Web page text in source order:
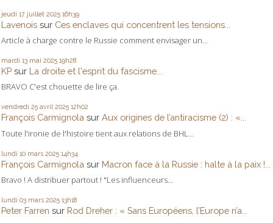
jeudi 17 juillet 2025 16h39
Lavenois sur Ces enclaves qui concentrent les tensions...
Article à charge contre le Russie comment envisager un...
mardi 13 mai 2025 19h28
KP sur La droite et l'esprit du fascisme...
BRAVO C'est chouette de lire ça.
vendredi 25 avril 2025 12h02
François Carmignola sur Aux origines de l’antiracisme (2) : «...
Toute l'ironie de l'histoire tient aux relations de BHL...
lundi 10 mars 2025 14h34
François Carmignola sur Macron face à la Russie : halte à la paix !...
Bravo ! A distribuer partout ! "Les influenceurs...
lundi 03 mars 2025 13h18
Peter Farren sur Rod Dreher : « Sans Européens, l’Europe n’a...